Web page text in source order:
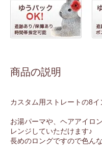
商品の説明
カスタム用ストレートの8イ
お湯パーマや、ヘアアイロ
レンジしていただけます♪
長めのロングですので色ん